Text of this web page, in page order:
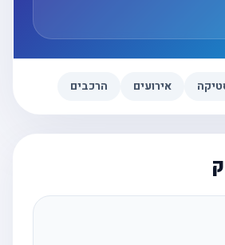
אירועים הרכבים